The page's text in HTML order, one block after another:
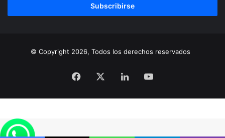
© Copyright 2026, Todos los derechos reservados
Facebook LinkedInYouTube